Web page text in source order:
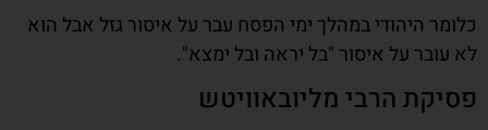
כלומר היהודי במהלך ימי הפסח עבר על איסור גזל אבל הוא
לא עובר על איסור "בל יראה ובל ימצא".
פסיקת הרבי מליובאוויטש